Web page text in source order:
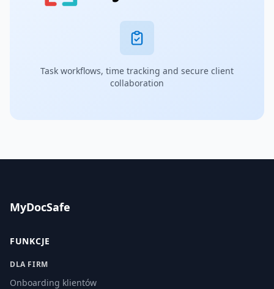
Task workflows, time tracking and secure client
collaboration
MyDocSafe
FUNKCJE
DLA FIRM
Onboarding klientów